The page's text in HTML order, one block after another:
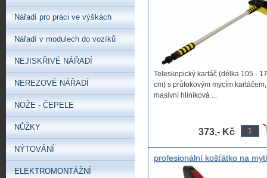
průtokový teleskopický 100-
cm, koště na mytí nákladních
a autobusů prutokové
Teleskopický kartáč (délka 105 -
cm) s průtokovým mycím kartáčem,
masivní hliníková ...
373,- Kč
profesionální košťátko na mytí
aut VIKAM
Nářadí pro práci ve výškách
Nářadí v modulech do vozíků
NEJISKŘIVÉ NÁŘADÍ
NEREZOVÉ NÁŘADÍ
NOŽE - ČEPELE
NŮŽKY
NÝTOVÁNÍ
ELEKTROMONTÁŽNÍ